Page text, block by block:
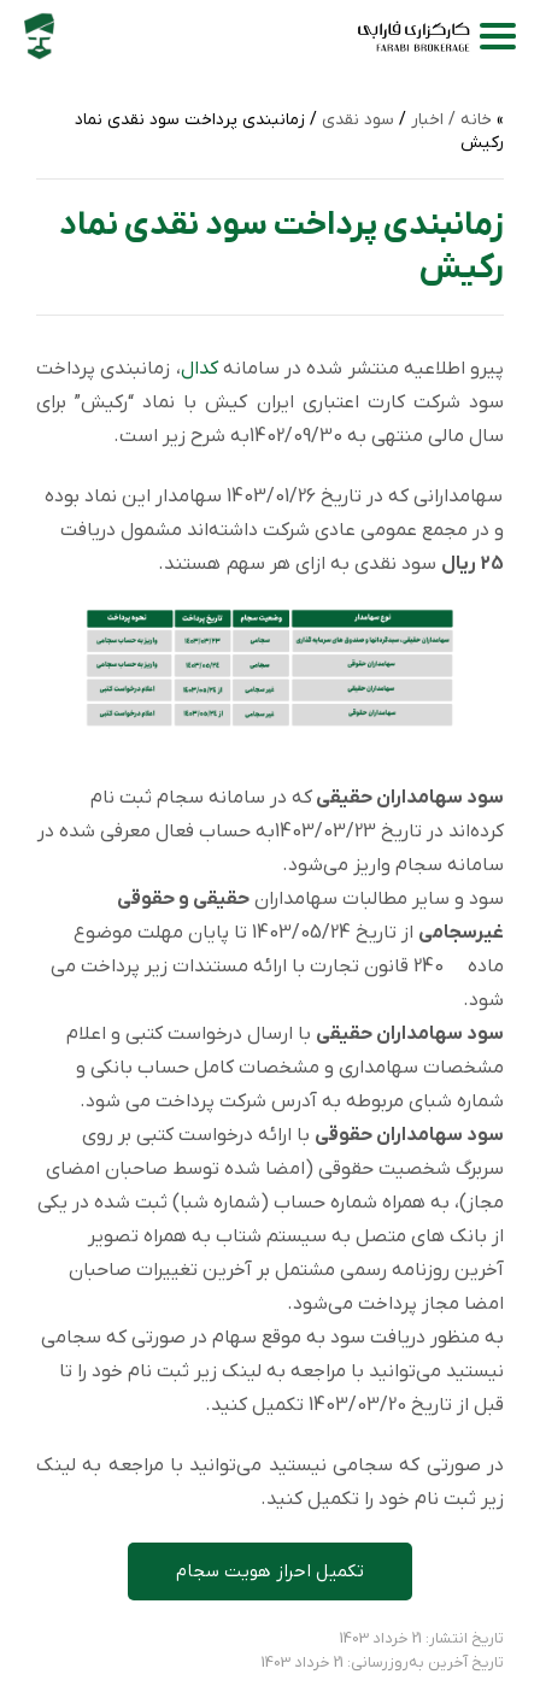
خانه / اخبار / سود نقدی / زمانبندی پرداخت سود نقدی نماد
رکیش
زمانبندی پرداخت سود نقدی نماد
رکیش
پیرو اطلاعیه منتشر شده در سامانهکدال، زمانبندی پرداخت
سود شركت کارت اعتباری ایران کیش با نماد “رکیش” برای
سال مالی منتهی به 1402/09/30به شرح زیر است.
سهامدارانی که در تاریخ 1403/01/26 سهامدار این نماد بوده
و در مجمع عمومی عادی شرکت داشته‌اند مشمول دریافت
25 ریال
سود نقدی به ازای هر سهم هستند.
سود سهامداران حقیقی که در سامانه سجام ثبت نام
کرده‌اند در تاریخ 1403/03/23به حساب فعال معرفی شده در
سامانه سجام واریز می‌شود.
سود و سایر مطالبات سهامداران حقیقی و حقوقی
غیرسجامی
از تاریخ 1403/05/24 تا پایان مهلت موضوع
ماده 240 قانون تجارت با ارائه مستندات زیر پرداخت می
شود.
سود سهامداران حقیقی با ارسال درخواست کتبی و اعلام
مشخصات سهامداری و مشخصات کامل حساب بانکی و
شماره شبای مربوطه به آدرس شرکت پرداخت می شود.
سود سهامداران حقوقی با ارائه درخواست کتبی بر روی
سربرگ شخصیت حقوقی (امضا شده توسط صاحبان امضای
مجاز)، به همراه شماره حساب (شماره شبا) ثبت شده در یکی
از بانک های متصل به سیستم شتاب به همراه تصویر
آخرین روزنامه رسمی مشتمل بر آخرین تغییرات صاحبان
امضا مجاز پرداخت می‌شود.
به منظور دریافت سود به موقع سهام در صورتی که سجامی
نیستید می‌توانید با مراجعه به لینک زیر ثبت نام خود را تا
قبل از تاریخ 1403/03/20 تکمیل کنید.
در صورتی که سجامی نیستید می‌توانید با مراجعه به لینک
زیر ثبت نام خود را تکمیل کنید.
تکمیل احراز هویت سجام
تاریخ انتشار: 21 خرداد 1403
تاریخ آخرین به‌روزرسانی: 21 خرداد 1403